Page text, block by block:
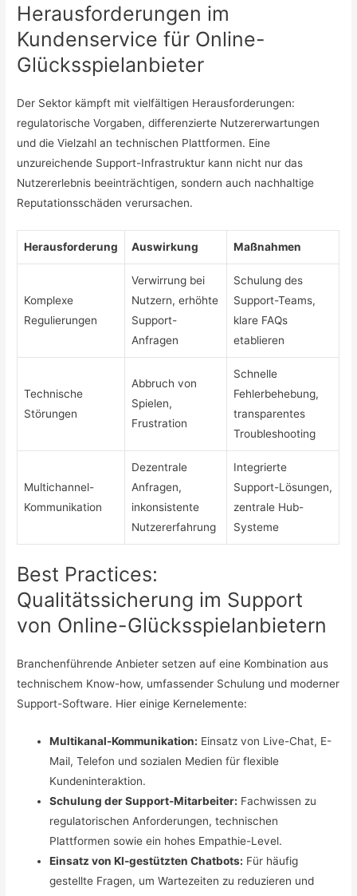
Herausforderungen im
Kundenservice für Online-
Glücksspielanbieter
Der Sektor kämpft mit vielfältigen Herausforderungen:
regulatorische Vorgaben, differenzierte Nutzererwartungen
und die Vielzahl an technischen Plattformen. Eine
unzureichende Support-Infrastruktur kann nicht nur das
Nutzererlebnis beeinträchtigen, sondern auch nachhaltige
Reputationsschäden verursachen.
Herausforderung Auswirkung Maßnahmen
Komplexe
Regulierungen
Verwirrung bei
Nutzern, erhöhte
Support-
Anfragen
Schulung des
Support-Teams,
klare FAQs
etablieren
Technische
Störungen
Abbruch von
Spielen,
Frustration
Schnelle
Fehlerbehebung,
transparentes
Troubleshooting
Multichannel-
Kommunikation
Dezentrale
Anfragen,
inkonsistente
Nutzererfahrung
Integrierte
Support-Lösungen,
zentrale Hub-
Systeme
Best Practices:
Qualitätssicherung im Support
von Online-Glücksspielanbietern
Branchenführende Anbieter setzen auf eine Kombination aus
technischem Know-how, umfassender Schulung und moderner
Support-Software. Hier einige Kernelemente:
Multikanal-Kommunikation: Einsatz von Live-Chat, E-
Mail, Telefon und sozialen Medien für flexible
Kundeninteraktion.
Schulung der Support-Mitarbeiter: Fachwissen zu
regulatorischen Anforderungen, technischen
Plattformen sowie ein hohes Empathie-Level.
Einsatz von KI-gestützten Chatbots: Für häufig
gestellte Fragen, um Wartezeiten zu reduzieren und